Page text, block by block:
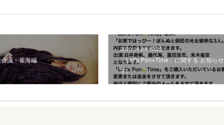
議・雀海編
2020.04.08 10:22
「Let’s Pon⭐︎Time」に関する お知ら
す。